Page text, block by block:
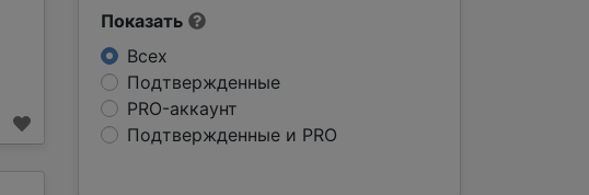
Показать
Всех
Подтвержденные
PRO-аккаунт
Подтвержденные и PRO